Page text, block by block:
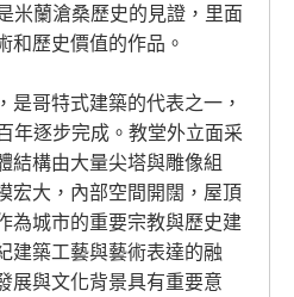
米蘭滄桑歷史的見證，里面
和歷史價值的作品。
是哥特式建築的代表之一，
年逐步完成。教堂外立面采
結構由大量尖塔與雕像組
宏大，內部空間開闊，屋頂
為城市的重要宗教與歷史建
建築工藝與藝術表達的融
展與文化背景具有重要意